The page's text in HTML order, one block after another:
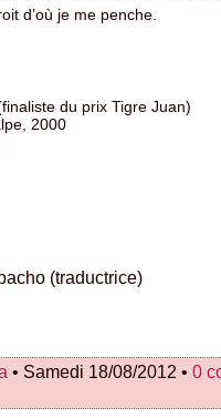
d’où je me penche.
du prix Tigre Juan)
2000
(traductrice)
• Samedi 18/08/2012 • 0